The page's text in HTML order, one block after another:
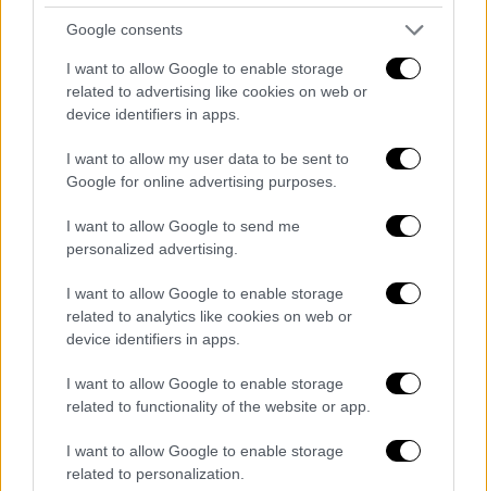
Google consents
I want to allow Google to enable storage
related to advertising like cookies on web or
device identifiers in apps.
I want to allow my user data to be sent to
Google for online advertising purposes.
I want to allow Google to send me
personalized advertising.
I want to allow Google to enable storage
related to analytics like cookies on web or
device identifiers in apps.
I want to allow Google to enable storage
related to functionality of the website or app.
I want to allow Google to enable storage
related to personalization.
Ελλάδα|07.04.2019 22:06
Τζόκερ: Οι τυχεροί αριθμοί της
κλήρωσης 2007
Το ποσό που θα μοιραστούν οι νικητές της
πρώτης κατηγορίας